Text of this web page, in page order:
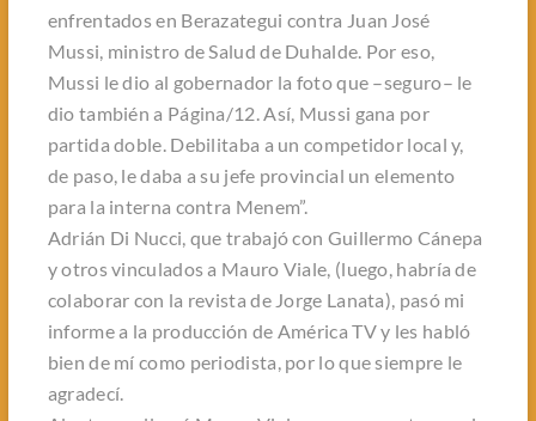
enfrentados en Berazategui contra Juan José
Mussi, ministro de Salud de Duhalde. Por eso,
Mussi le dio al gobernador la foto que –seguro– le
dio también a Página/12. Así, Mussi gana por
partida doble. Debilitaba a un competidor local y,
de paso, le daba a su jefe provincial un elemento
para la interna contra Menem”.
Adrián Di Nucci, que trabajó con Guillermo Cánepa
y otros vinculados a Mauro Viale, (luego, habría de
colaborar con la revista de Jorge Lanata), pasó mi
informe a la producción de América TV y les habló
bien de mí como periodista, por lo que siempre le
agradecí.